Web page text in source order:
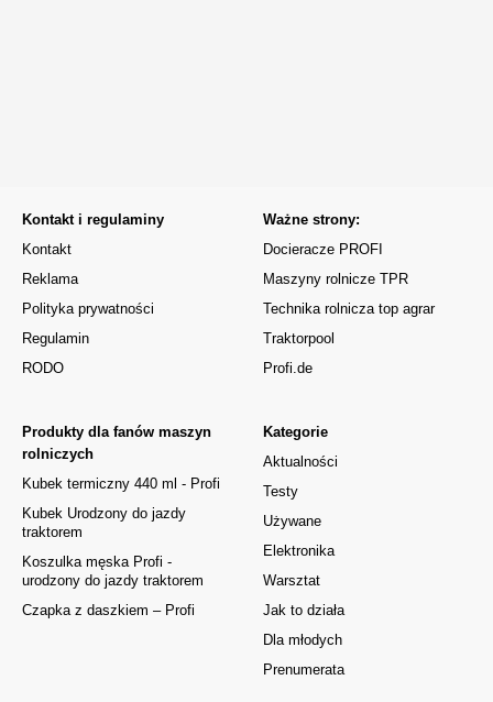
Kontakt i regulaminy
Kontakt
Reklama
Polityka prywatności
Regulamin
RODO
Kategorie
Aktualności
Testy
Używane
Elektronika
Warsztat
Jak to działa
Dla młodych
Prenumerata
Produkty dla fanów maszyn
rolniczych
Kubek termiczny 440 ml - Profi
Kubek Urodzony do jazdy
traktorem
Koszulka męska Profi -
urodzony do jazdy traktorem
Czapka z daszkiem – Profi
Ważne strony:
Docieracze PROFI
Maszyny rolnicze TPR
Technika rolnicza top agrar
Traktorpool
Profi.de